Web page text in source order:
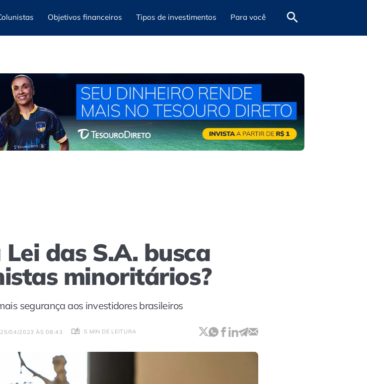
Objetivos financeiros Tipos de investimentos Para você
das S.A. busca
minoritários?
segurança aos investidores brasileiros
25/04/2023 ÀS 08:43 5 MIN DE LEITURA